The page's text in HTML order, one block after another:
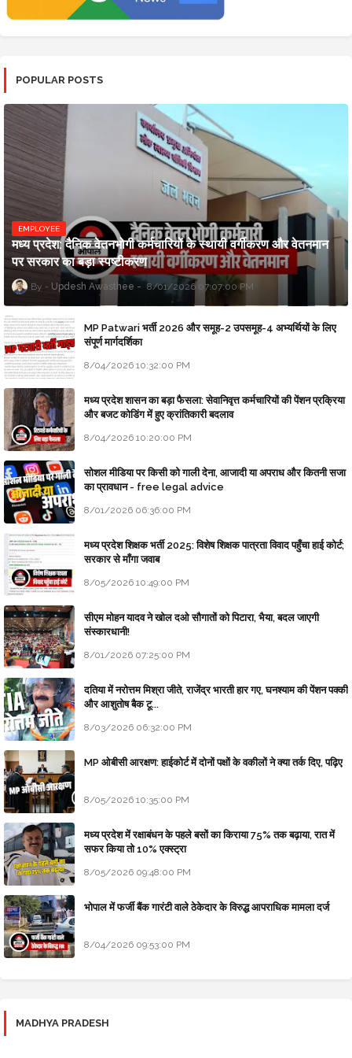
POPULAR POSTS
EMPLOYEE
मध्य प्रदेश: दैनिक वेतनभोगी कर्मचारियों के स्थायी वर्गीकरण और वेतनमान
पर सरकार का बड़ा स्पष्टीकरण
Updesh Awasthee 8/01/2026 07:07:00 PM
MP Patwari भर्ती 2026 और समूह-2 उपसमूह-4 अभ्यर्थियों के लिए
संपूर्ण मार्गदर्शिका
8/04/2026 10:32:00 PM
मध्य प्रदेश शासन का बड़ा फैसला: सेवानिवृत्त कर्मचारियों की पेंशन प्रक्रिया
और बजट कोडिंग में हुए क्रांतिकारी बदलाव
8/04/2026 10:20:00 PM
सोशल मीडिया पर किसी को गाली देना, आजादी या अपराध और कितनी सजा
का प्रावधान - free legal advice
8/01/2026 06:36:00 PM
मध्य प्रदेश शिक्षक भर्ती 2025: विशेष शिक्षक पात्रता विवाद पहुँचा हाई कोर्ट;
सरकार से माँगा जवाब
8/05/2026 10:49:00 PM
सीएम मोहन यादव ने खोल दओ सौगातों को पिटारा, भैया, बदल जाएगी
संस्कारधानी!
8/01/2026 07:25:00 PM
दतिया में नरोत्तम मिश्रा जीते, राजेंद्र भारती हार गए, घनश्याम की पेंशन पक्की
और आशुतोष बैक टू...
8/03/2026 06:32:00 PM
MP ओबीसी आरक्षण: हाईकोर्ट में दोनों पक्षों के वकीलों ने क्या तर्क दिए, पढ़िए
8/05/2026 10:35:00 PM
मध्य प्रदेश में रक्षाबंधन के पहले बसों का किराया 75% तक बढ़ाया, रात में
सफर किया तो 10% एक्स्ट्रा
8/05/2026 09:48:00 PM
भोपाल में फर्जी बैंक गारंटी वाले ठेकेदार के विरुद्ध आपराधिक मामला दर्ज
8/04/2026 09:53:00 PM
MADHYA PRADESH